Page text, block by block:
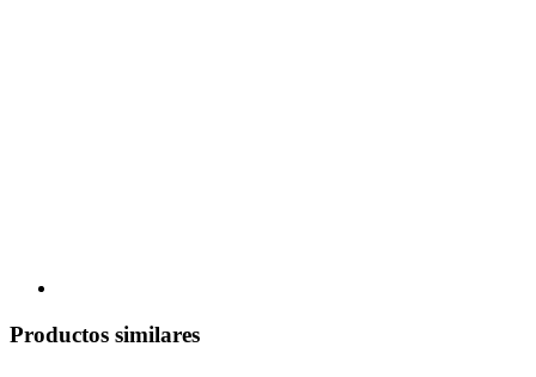
Productos similares